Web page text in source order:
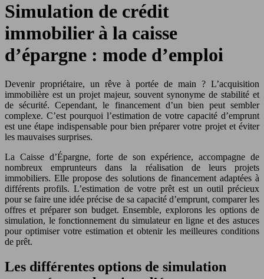
Simulation de crédit
immobilier à la caisse
d’épargne : mode d’emploi
Devenir propriétaire, un rêve à portée de main ? L’acquisition
immobilière est un projet majeur, souvent synonyme de stabilité et
de sécurité. Cependant, le financement d’un bien peut sembler
complexe. C’est pourquoi l’estimation de votre capacité d’emprunt
est une étape indispensable pour bien préparer votre projet et éviter
les mauvaises surprises.
La Caisse d’Épargne, forte de son expérience, accompagne de
nombreux emprunteurs dans la réalisation de leurs projets
immobiliers. Elle propose des solutions de financement adaptées à
différents profils. L’estimation de votre prêt est un outil précieux
pour se faire une idée précise de sa capacité d’emprunt, comparer les
offres et préparer son budget. Ensemble, explorons les options de
simulation, le fonctionnement du simulateur en ligne et des astuces
pour optimiser votre estimation et obtenir les meilleures conditions
de prêt.
Les différentes options de simulation